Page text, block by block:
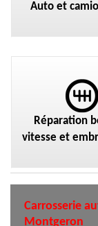
Auto et
Réparation
vitesse et
Carrosserie
Montgeron